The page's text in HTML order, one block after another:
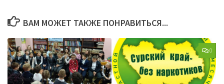
ВАМ МОЖЕТ ТАКЖЕ ПОНРАВИТЬСЯ...
0